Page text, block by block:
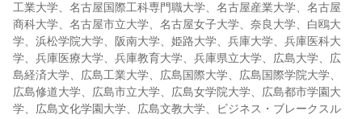
工業大学、名古屋国際工科専門職大学、名古屋産業大学、名古屋
商科大学、名古屋市立大学、名古屋女子大学、奈良大学、白鴎大
学、浜松学院大学、阪南大学、姫路大学、兵庫大学、兵庫医科大
学、兵庫医療大学、兵庫教育大学、兵庫県立大学、広島大学、広
島経済大学、広島工業大学、広島国際大学、広島国際学院大学、
広島修道大学、広島市立大学、広島女学院大学、広島都市学園大
学、広島文化学園大学、広島文教大学、ビジネス・ブレークスル